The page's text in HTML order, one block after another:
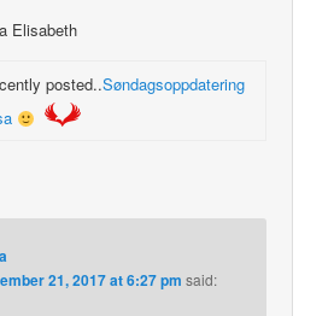
Elisabeth
posted..Søndagsoppdatering
21, 2017 at 6:27 pm said: